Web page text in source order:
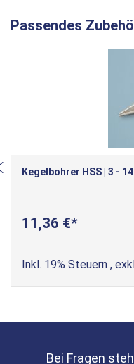
Passendes
Kegelbohrer HSS | 3 -
11,36 €
Inkl. 19% Steuern ,
Bei Fragen